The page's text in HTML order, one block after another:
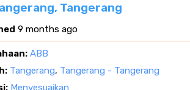
Tangerang
9 months ago
ABB
Tangerang, Tangerang - Tangerang
Menyesuaikan